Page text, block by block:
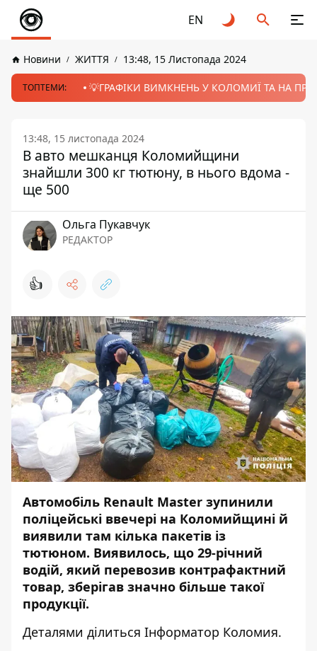
EN
Новини ЖИТТЯ 13:48, 15 Листопада 2024
ТОПТЕМИ: 💡ГРАФІКИ ВИМКНЕНЬ У КОЛОМИЇ ТА НА
13:48, 15 листопада 2024
В авто мешканця Коломийщини
знайшли 300 кг тютюну, в нього вдома -
ще 500
Ольга Пукавчук
РЕДАКТОР
👍
Автомобіль Renault Master зупинили
поліцейські ввечері на Коломийщині й
виявили там кілька пакетів із
тютюном. Виявилось, що 29-річний
водій, який перевозив контрафактний
товар, зберігав значно більше такої
продукції.
Деталями ділиться Інформатор Коломия.